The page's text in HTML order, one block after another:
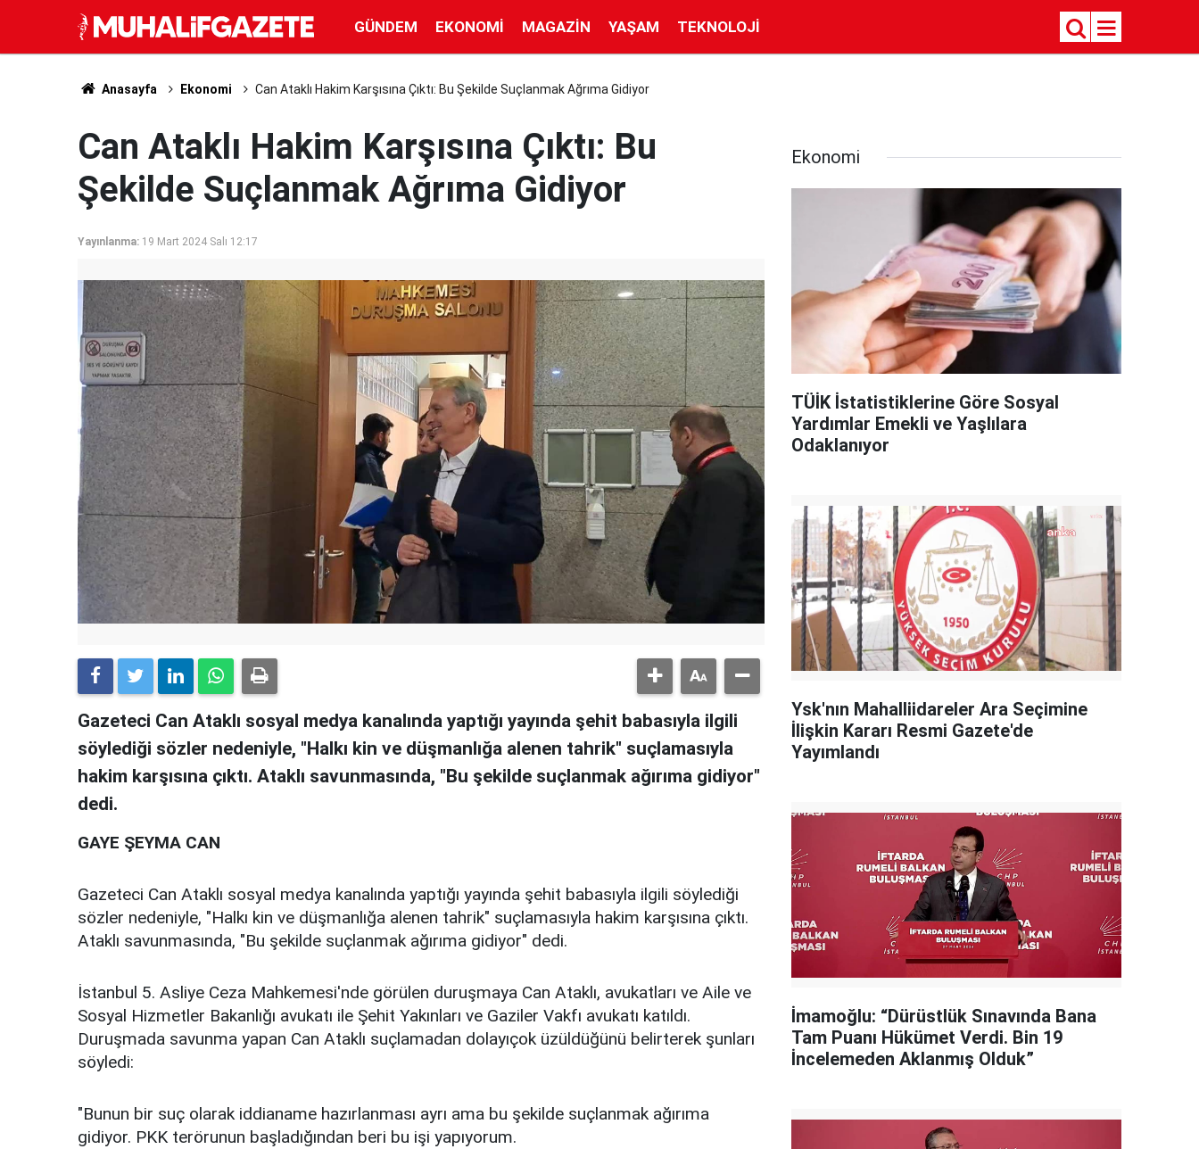
GÜNDEM EKONOMI MAGAZIN YAŞAM TEKNOLOJI
Anasayfa Ekonomi Can Ataklı Hakim Karşısına Çıktı: Bu Şekilde Suçlanmak Ağrıma Gidiyor
Can Ataklı Hakim Karşısına Çıktı: Bu
Şekilde Suçlanmak Ağrıma Gidiyor
Yayınlanma: 19 Mart 2024 Salı 12:17
Gazeteci Can Ataklı sosyal medya kanalında yaptığı yayında şehit babasıyla ilgili
söylediği sözler nedeniyle, "Halkı kin ve düşmanlığa alenen tahrik" suçlamasıyla
hakim karşısına çıktı. Ataklı savunmasında, "Bu şekilde suçlanmak ağırıma gidiyor"
dedi.
GAYE ŞEYMA CAN
Gazeteci Can Ataklı sosyal medya kanalında yaptığı yayında şehit babasıyla ilgili söylediği
sözler nedeniyle, "Halkı kin ve düşmanlığa alenen tahrik" suçlamasıyla hakim karşısına çıktı.
Ataklı savunmasında, "Bu şekilde suçlanmak ağırıma gidiyor" dedi.
İstanbul 5. Asliye Ceza Mahkemesi'nde görülen duruşmaya Can Ataklı, avukatları ve Aile ve
Sosyal Hizmetler Bakanlığı avukatı ile Şehit Yakınları ve Gaziler Vakfı avukatı katıldı.
Duruşmada savunma yapan Can Ataklı suçlamadan dolayıçok üzüldüğünü belirterek şunları
söyledi:
"Bunun bir suç olarak iddianame hazırlanması ayrı ama bu şekilde suçlanmak ağırıma
gidiyor. PKK terörunun başladığından beri bu işi yapıyorum.
Ekonomi
TÜİK İstatistiklerine Göre Sosyal
Yardımlar Emekli ve Yaşlılara
Odaklanıyor
Ysk'nın Mahalliidareler Ara Seçimine
İlişkin Kararı Resmi Gazete'de
Yayımlandı
İmamoğlu: “Dürüstlük Sınavında Bana
Tam Puanı Hükümet Verdi. Bin 19
İncelemeden Aklanmış Olduk”